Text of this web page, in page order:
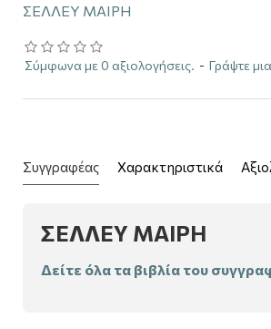
ΣΕΛΛΕΥ ΜΑΙΡΗ
Σύμφωνα με 0 αξιολογήσεις. - Γράψτε
Συγγραφέας Χαρακτηριστικά
ΣΕΛΛΕΥ ΜΑΙΡΗ
Δείτε όλα τα βιβλία του